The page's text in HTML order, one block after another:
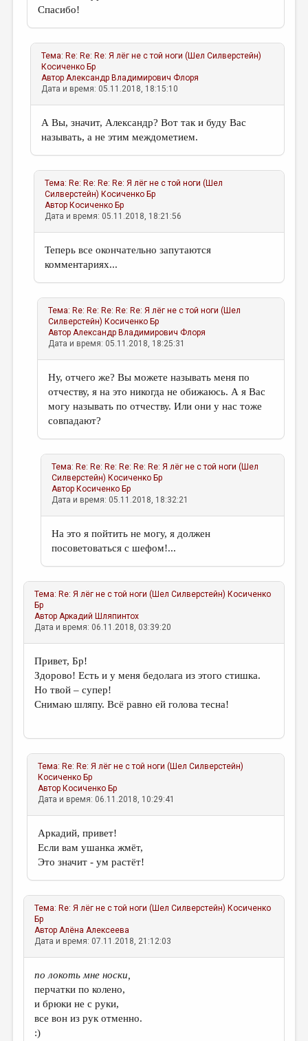
Спасибо!
Тема: Re: Re: Re: Я лёг не с той ноги (Шел Силверстейн)
Косиченко Бр
АвторАлександр Владимирович Флоря
Дата и время: 05.11.2018, 18:15:10
А Вы, значит, Александр? Вот так и буду Вас
называть, а не этим междометием.
Тема: Re: Re: Re: Re: Я лёг не с той ноги (Шел
Силверстейн) Косиченко Бр
Автор Косиченко Бр
Дата и время: 05.11.2018, 18:21:56
Теперь все окончательно запутаются
комментариях...
Тема: Re: Re: Re: Re: Re: Я лёг не с той ноги (Шел
Силверстейн) Косиченко Бр
АвторАлександр Владимирович Флоря
Дата и время: 05.11.2018, 18:25:31
Ну, отчего же? Вы можете называть меня по
отчеству, я на это никогда не обижаюсь. А я Вас
могу называть по отчеству. Или они у нас тоже
совпадают?
Тема: Re: Re: Re: Re: Re: Re: Я лёг не с той ноги (Шел
Силверстейн) Косиченко Бр
Автор Косиченко Бр
Дата и время: 05.11.2018, 18:32:21
На это я пойтить не могу, я должен
посоветоваться с шефом!...
Тема: Re: Я лёг не с той ноги (Шел Силверстейн) Косиченко
Бр
АвторАркадий Шляпинтох
Дата и время: 06.11.2018, 03:39:20
Привет, Бр!
Здорово! Есть и у меня бедолага из этого стишка.
Но твой – супер!
Снимаю шляпу. Всё равно ей голова тесна!
Тема: Re: Re: Я лёг не с той ноги (Шел Силверстейн)
Косиченко Бр
Автор Косиченко Бр
Дата и время: 06.11.2018, 10:29:41
Аркадий, привет!
Если вам ушанка жмёт,
Это значит - ум растёт!
Тема: Re: Я лёг не с той ноги (Шел Силверстейн) Косиченко
Бр
АвторАлёна Алексеева
Дата и время: 07.11.2018, 21:12:03
по локоть мне носки,
перчатки по колено,
и брюки не с руки,
все вон из рук отменно.
:)